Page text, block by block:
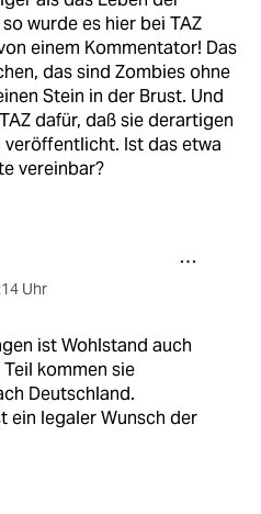
wurde es hier bei TAZ
einem Kommentator! Das
das sind Zombies ohne
Stein in der Brust. Und
dafür, daß sie derartigen
veröffentlicht. Ist das etwa
vereinbar?
Uhr
ist Wohlstand auch
kommen sie
Deutschland.
ein legaler Wunsch der